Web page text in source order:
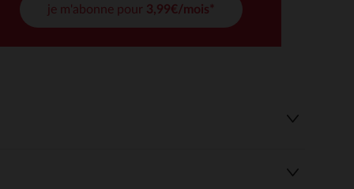
je m'abonne pour 3,99€/mois*